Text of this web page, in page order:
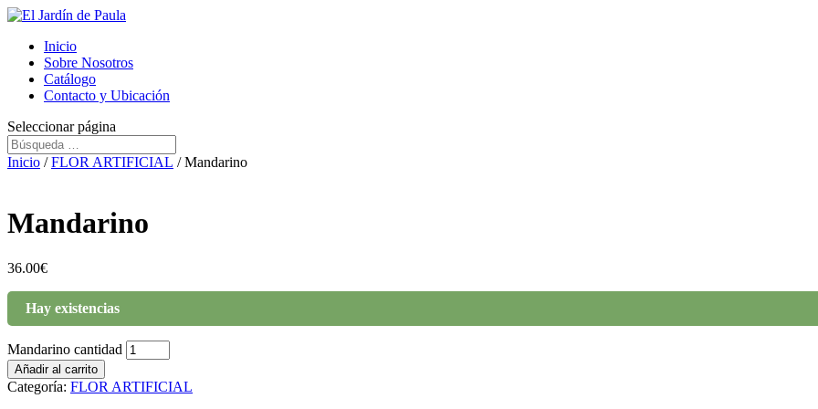
Inicio
Sobre Nosotros
Catálogo
Contacto y Ubicación
Seleccionar página
Inicio /FLOR ARTIFICIAL / Mandarino
Mandarino
36.00€
Hay existencias
Mandarino cantidad
Añadir al carrito
Categoría: FLOR ARTIFICIAL